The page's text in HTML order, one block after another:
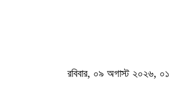
রবিবার, ০৯ অগাস্ট ২০২৬,